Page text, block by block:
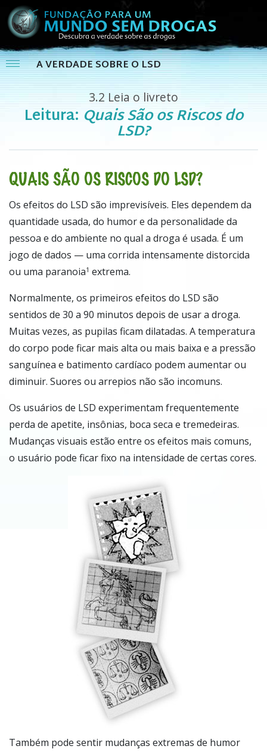
A VERDADE SOBRE O LSD
3.2 Leia o livreto
Leitura: Quais São os Riscos do
LSD?
QUAIS SÃO OS RISCOS DO LSD?
Os efeitos do LSD são imprevisíveis. Eles dependem da
quantidade usada, do humor e da personalidade da
pessoa e do ambiente no qual a droga é usada. É um
jogo de dados — uma corrida intensamente distorcida
ou uma paranoia1 extrema.
Normalmente, os primeiros efeitos do LSD são
sentidos de 30 a 90 minutos depois de usar a droga.
Muitas vezes, as pupilas ficam dilatadas. A temperatura
do corpo pode ficar mais alta ou mais baixa e a pressão
sanguínea e batimento cardíaco podem aumentar ou
diminuir. Suores ou arrepios não são incomuns.
Os usuários de LSD experimentam frequentemente
perda de apetite, insônias, boca seca e tremedeiras.
Mudanças visuais estão entre os efeitos mais comuns,
o usuário pode ficar fixo na intensidade de certas cores.
Também pode sentir mudanças extremas de humor